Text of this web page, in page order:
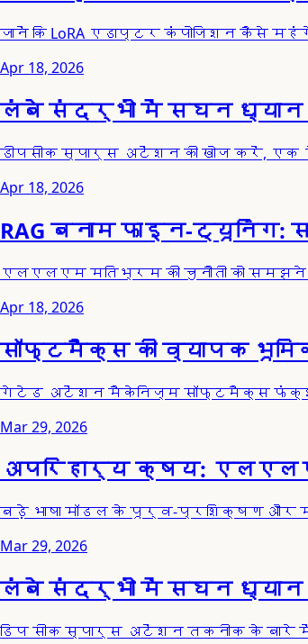
जानें कि LoRA एडाप्टर कंपोजिशन कैसे
Apr 18, 2026
लंबे संदर्भों में सघन ध्यान
डीपसीक स्पार्स अटेंशन की खोज करें, एक
Apr 18, 2026
RAG बनाम फाइन-
एलएलएम मतिभ्रम की चुनौती को
Apr 18, 2026
सॉफ्टमैक्स की व्यापक
गेटेड अटेंशन मैकेनिज्म सॉफ्टमैक्स फंक्शन
Mar 29, 2026
अपरिहार्य क्षय:
बड़े भाषा मॉडल के पूर्व-प्रशिक्षण और
Mar 29, 2026
लंबे संदर्भों में सघन ध्यान
डिप सीक स्पार्स अटेंशन तकनीक के बारे